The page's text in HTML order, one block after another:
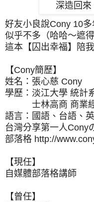
深造回來
好友小良說Cony 10
似乎不多（哈哈～遮
這本【囚出幸福】陪
【Cony簡歷】
姓名：張心慈 Cony
學歷：淡江大學 統計
士林高商 商業經
語言：國語、台語、
台灣分享第一人Cony
部落格 http://
【現任】
自媒體部落格講師
【曾任】